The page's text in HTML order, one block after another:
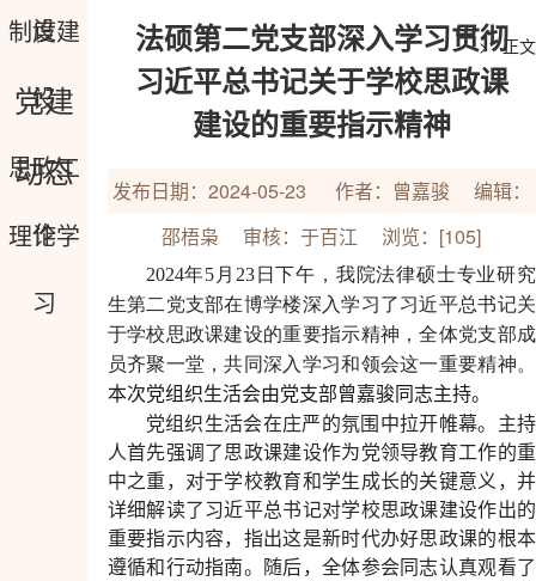
设
制度建
设
党建
动态
思政工
作
理论学
习
> 正文
法硕第二党支部深入学习贯彻
习近平总书记关于学校思政课
建设的重要指示精神
发布日期：2024-05-23 作者：曾嘉骏 编辑：
邵梧枭 审核：于百江 浏览：[105]
2024年5月23日下午，我院法律硕士专业研究
生第二党支部在博学楼深入学习了习近平总书记关
于学校思政课建设的重要指示精神，全体党支部成
员齐聚一堂，共同深入学习和领会这一重要精神。
本次党组织生活会由党支部曾嘉骏同志主持。
党组织生活会在庄严的氛围中拉开帷幕。主持
人首先强调了思政课建设作为党领导教育工作的重
中之重，对于学校教育和学生成长的关键意义，并
详细解读了习近平总书记对学校思政课建设作出的
重要指示内容，指出这是新时代办好思政课的根本
遵循和行动指南。随后，全体参会同志认真观看了